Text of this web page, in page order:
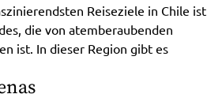
Reiseziele in Chile ist
die von atemberaubenden
ist. In dieser Region gibt es